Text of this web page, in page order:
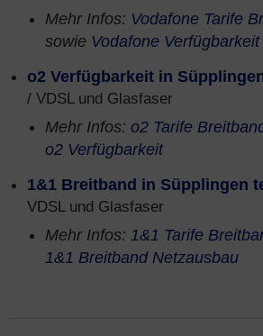
Mehr Infos: Vodafone Tarife
sowie Vodafone Verfügbarkeit
o2 Verfügbarkeit in
/ VDSL und Glasfaser
Mehr Infos: o2 Tarife
o2 Verfügbarkeit
1&1 Breitband in Süpplingen
VDSL und Glasfaser
Mehr Infos: 1&1 Tarife
1&1 Breitband Netzausbau